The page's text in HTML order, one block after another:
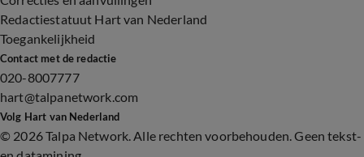
Redactiestatuut Hart van Nederland
Toegankelijkheid
Contact met de redactie
020-8007777
hart@talpanetwork.com
Volg Hart van Nederland
© 2026 Talpa Network. Alle rechten voorbehouden. Geen tekst-